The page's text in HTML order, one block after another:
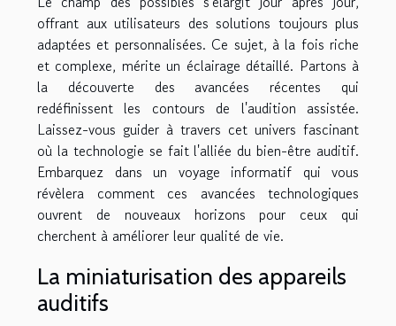
offrant aux utilisateurs des solutions toujours plus
adaptées et personnalisées. Ce sujet, à la fois riche
et complexe, mérite un éclairage détaillé. Partons à
la découverte des avancées récentes qui
redéfinissent les contours de l'audition assistée.
Laissez-vous guider à travers cet univers fascinant
où la technologie se fait l'alliée du bien-être auditif.
Embarquez dans un voyage informatif qui vous
révèlera comment ces avancées technologiques
ouvrent de nouveaux horizons pour ceux qui
cherchent à améliorer leur qualité de vie.
La miniaturisation des appareils
auditifs